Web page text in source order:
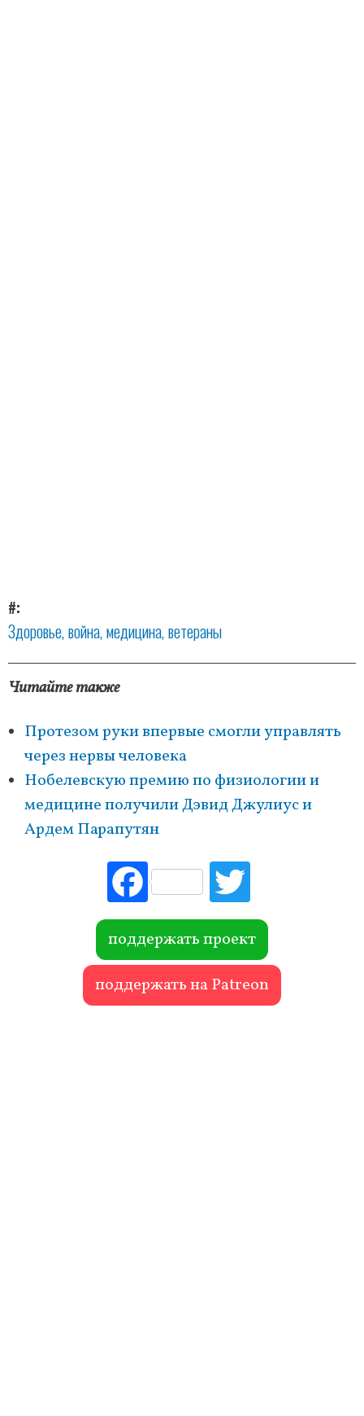
#
Здоровье война медицина ветераны
Читайте также
Протезом руки впервые смогли управлять
через нервы человека
Нобелевскую премию по физиологии и
медицине получили Дэвид Джулиус и
Ардем Парапутян
Fac
ebo
ok r
поддержать проект
поддержать на Patreon